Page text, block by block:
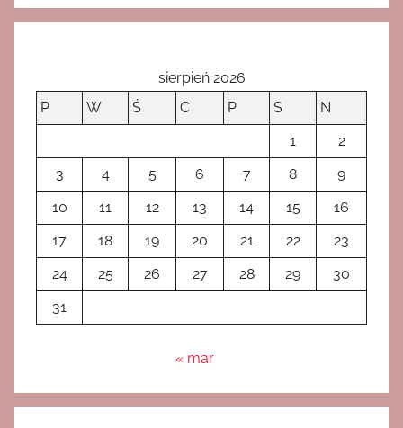
sierpień 2026
P
W Ś C P S
N
1
2
3
4 5 6 7 8
9
10
11 12 13 14 15
16
17
18 19 20 21 22
23
24
25 26 27 28 29
30
31
« mar